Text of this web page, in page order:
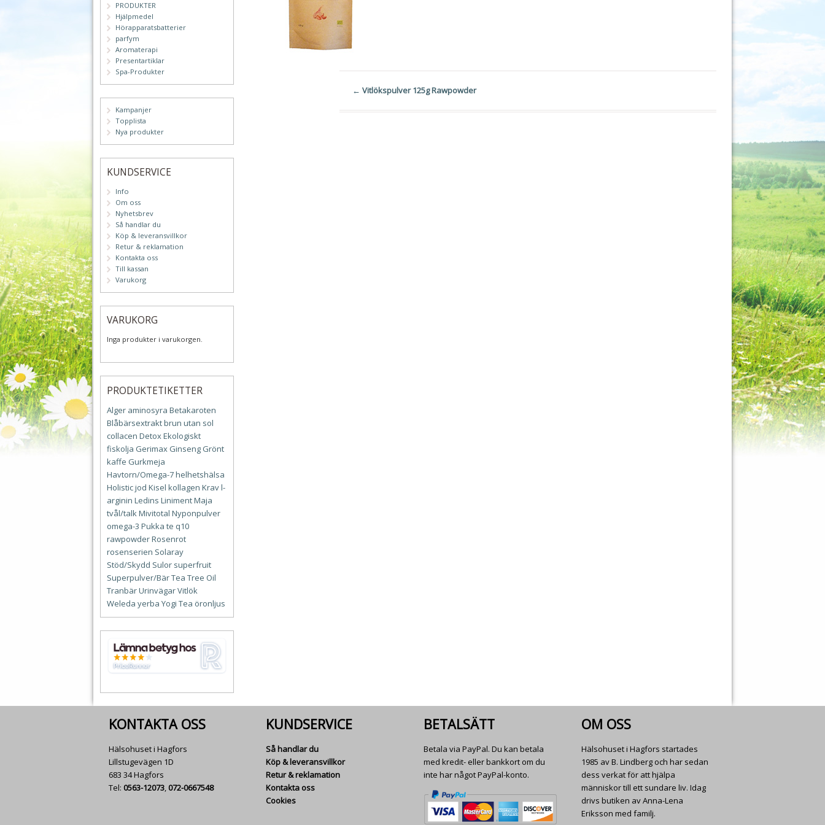
← Vitlökspulver 125g Rawpowder
PRODUKTER
Hjälpmedel
Hörapparatsbatterier
parfym
Aromaterapi
Presentartiklar
Spa-Produkter
Kampanjer
Topplista
Nya produkter
KUNDSERVICE
Info
Om oss
Nyhetsbrev
Så handlar du
Köp & leveransvillkor
Retur & reklamation
Kontakta oss
Till kassan
Varukorg
VARUKORG
Inga produkter i varukorgen.
PRODUKTETIKETTER
Alger aminosyra Betakaroten
Blåbärsextraktbrun utan sol
collacen DetoxEkologiskt
fiskolja Gerimax Ginseng Grönt
kaffe Gurkmeja
Havtorn/Omega-7helhetshälsa
Holisticjod Kisel kollagen Kravl-
arginin Ledins LinimentMaja
tvål/talkMivitotal Nyponpulver
omega-3 Pukka te q10
rawpowderRosenrot
rosenserien Solaray
Stöd/Skydd Sulor superfruit
Superpulver/BärTea Tree Oil
TranbärUrinvägarVitlök
Weleda yerba Yogi Tea öronljus
KONTAKTA OSS
Hälsohuset i Hagfors
Lillstugevägen 1D
683 34 Hagfors
Tel: 0563-12073,072-0667548
KUNDSERVICE
Så handlar du
Köp & leveransvillkor
Retur & reklamation
Kontakta oss
Cookies
BETALSÄTT
Betala via PayPal. Du kan betala
med kredit- eller bankkort om du
inte har något PayPal-konto.
OM OSS
Hälsohuset i Hagfors startades
1985 av B. Lindberg och har sedan
dess verkat för att hjälpa
människor till ett sundare liv. Idag
drivs butiken av Anna-Lena
Eriksson med familj.